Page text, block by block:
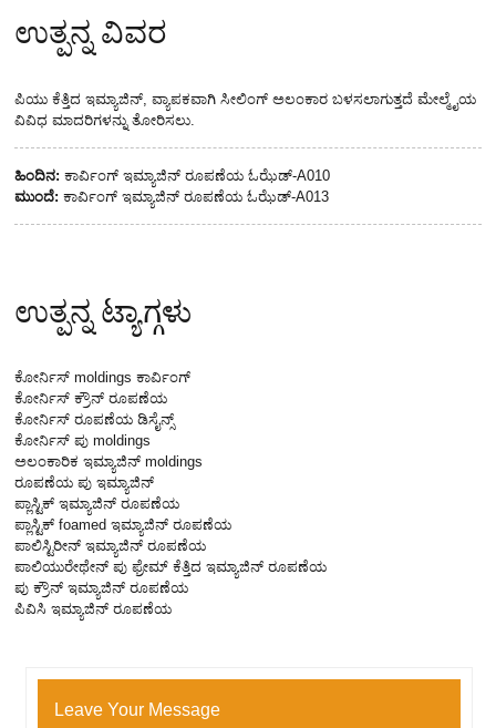
ಉತ್ಪನ್ನ ವಿವರ
ಪಿಯು ಕೆತ್ತಿದ ಇಮ್ಯಾಜಿನ್, ವ್ಯಾಪಕವಾಗಿ ಸೀಲಿಂಗ್ ಅಲಂಕಾರ ಬಳಸಲಾಗುತ್ತದೆ ಮೇಲ್ಮೈಯ
ವಿವಿಧ ಮಾದರಿಗಳನ್ನು ತೋರಿಸಲು.
ಹಿಂದಿನ:ಕಾರ್ವಿಂಗ್ ಇಮ್ಯಾಜಿನ್ ರೂಪಣೆಯ ಓಝೆಡ್-A010
ಮುಂದೆ:ಕಾರ್ವಿಂಗ್ ಇಮ್ಯಾಜಿನ್ ರೂಪಣೆಯ ಓಝೆಡ್-A013
ಉತ್ಪನ್ನ ಟ್ಯಾಗ್ಗಳು
ಕೋರ್ನಿಸ್ moldings ಕಾರ್ವಿಂಗ್
ಕೋರ್ನಿಸ್ ಕ್ರೌನ್ ರೂಪಣೆಯ
ಕೋರ್ನಿಸ್ ರೂಪಣೆಯ ಡಿಸೈನ್ಸ್
ಕೋರ್ನಿಸ್ ಪು moldings
ಅಲಂಕಾರಿಕ ಇಮ್ಯಾಜಿನ್ moldings
ರೂಪಣೆಯ ಪು ಇಮ್ಯಾಜಿನ್
ಪ್ಲಾಸ್ಟಿಕ್ ಇಮ್ಯಾಜಿನ್ ರೂಪಣೆಯ
ಪ್ಲಾಸ್ಟಿಕ್ foamed ಇಮ್ಯಾಜಿನ್ ರೂಪಣೆಯ
ಪಾಲಿಸ್ಟಿರೀನ್ ಇಮ್ಯಾಜಿನ್ ರೂಪಣೆಯ
ಪಾಲಿಯುರೇಥೇನ್ ಪು ಫ್ರೇಮ್ ಕೆತ್ತಿದ ಇಮ್ಯಾಜಿನ್ ರೂಪಣೆಯ
ಪು ಕ್ರೌನ್ ಇಮ್ಯಾಜಿನ್ ರೂಪಣೆಯ
ಪಿವಿಸಿ ಇಮ್ಯಾಜಿನ್ ರೂಪಣೆಯ
Leave Your Message